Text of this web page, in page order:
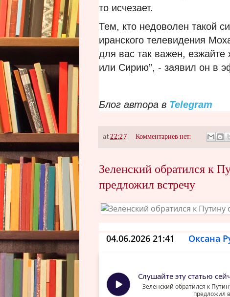
то исчезает.
Тем, кто недоволен такой
иранского телевидения
для вас так важен, езжайте
или Сирию”, - заявил он в
Блог автора в Telegram
at22:27 Комментариев нет:
Зеленский обратился к
предложил встречу
04.06.2026 21:41 Оксана
Слушайте эту статью
Зеленский обратился к
предложил